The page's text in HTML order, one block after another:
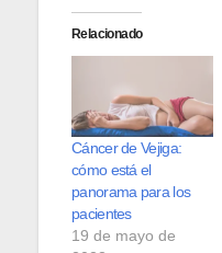
Relacionado
Cáncer de Vejiga:
cómo está el
panorama para los
pacientes
19 de mayo de